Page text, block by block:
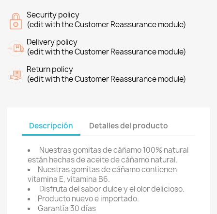
Security policy
(edit with the Customer Reassurance module)
Delivery policy
(edit with the Customer Reassurance module)
Return policy
(edit with the Customer Reassurance module)
Descripción Detalles del producto
Nuestras gomitas de cáñamo 100% natural
están hechas de aceite de cáñamo natural.
Nuestras gomitas de cáñamo contienen
vitamina E, vitamina B6.
Disfruta del sabor dulce y el olor delicioso.
Producto nuevo e importado.
Garantía 30 días